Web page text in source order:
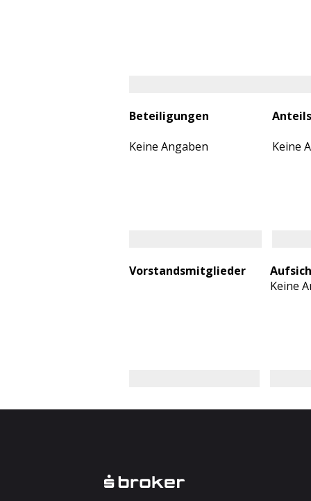
Beteiligungen
Keine Angaben
Keine
Vorstandsmitglieder
Keine